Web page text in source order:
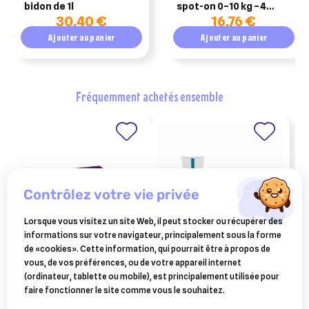
bidon de 1l
30,40 €
Ajouter au panier
spot-on 0–10 kg – 4
pipettes16,76 €
Ajouter au panier
fréquemment achetés ensemble
CEVA SANTE ANIMALE
vectra 3d pipettes chien 10
à 25 kg 12 pipettes
81 €
t.v.m. bucogel - tube de 50
ml + brosse à dents souple +
doigtier
13,20 €
contrôlez votre vie privée
Lorsque vous visitez un site Web, il peut stocker ou récupérer des
informations sur votre navigateur, principalement sous la forme
de «cookies». Cette information, qui pourrait être à propos de
vous, de vos préférences, ou de votre appareil internet
(ordinateur, tablette ou mobile), est principalement utilisée pour
faire fonctionner le site comme vous le souhaitez.